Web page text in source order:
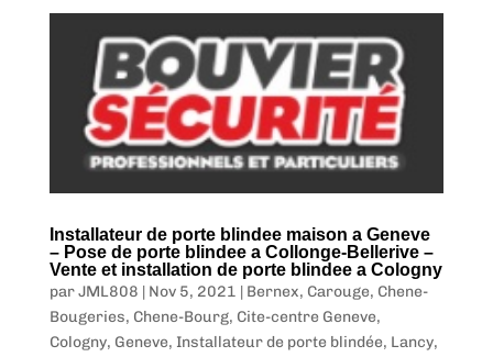
Installateur de porte blindee maison a Geneve
– Pose de porte blindee a Collonge-Bellerive –
Vente et installation de porte blindee a Cologny
parJML808 | Nov 5, 2021 | Bernex, Carouge, Chene-
Bougeries, Chene-Bourg, Cite-centre Geneve,
Cologny, Geneve, Installateur de porte blindée, Lancy,